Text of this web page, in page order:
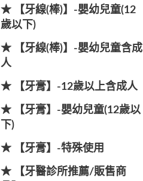
★ 【牙線(棒)】-嬰幼兒童(12
歲以下)
★ 【牙線(棒)】-嬰幼兒童含成
人
★ 【牙膏】-12歲以上含成人
★ 【牙膏】-嬰幼兒童(12歲以
下)
★ 【牙膏】-特殊使用
★ 【牙醫診所推薦/販售商